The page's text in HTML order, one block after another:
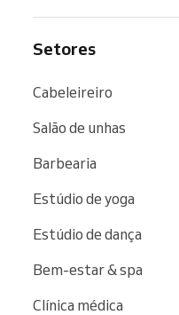
Setores
Cabeleireiro
Salão de unhas
Barbearia
Estúdio de yoga
Estúdio de dança
Bem-estar & spa
Clínica médica